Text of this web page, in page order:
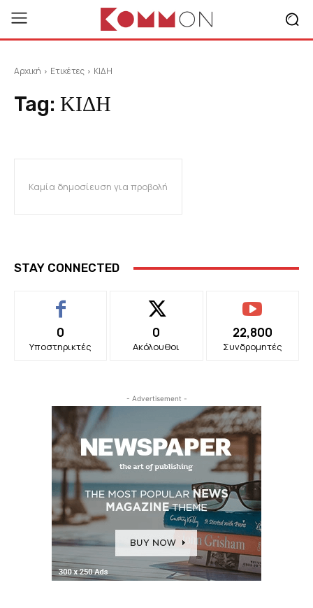
Αρχική Ετικέτες ΚΙΔΗ
Tag: ΚΙΔΗ
Καμία δημοσίευση για προβολή
STAY CONNECTED
0
Υποστηρικτές
0
Ακόλουθοι
22,800
Συνδρομητές
- Advertisement -